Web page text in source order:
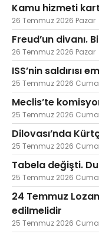
Kamu hizmeti
26 Temmuz 2026 Pazar
Freud’un divanı.
26 Temmuz 2026 Pazar
ISS’nin saldırısı
25 Temmuz 2026
Meclis’te
25 Temmuz 2026
Dilovası’nda
25 Temmuz 2026
Tabela değişti.
25 Temmuz 2026
24 Temmuz
edilmelidir
25 Temmuz 2026